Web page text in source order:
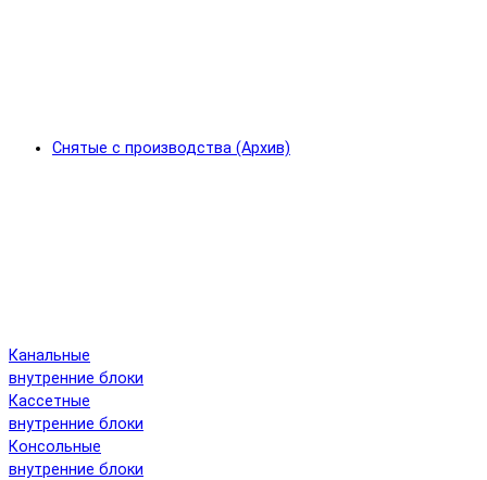
Снятые с производства (Архив)
Канальные
внутренние блоки
Кассетные
внутренние блоки
Консольные
внутренние блоки